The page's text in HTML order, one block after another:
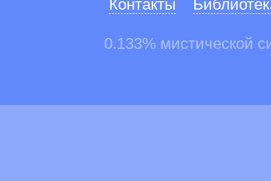
Контакты
0.133% мистической